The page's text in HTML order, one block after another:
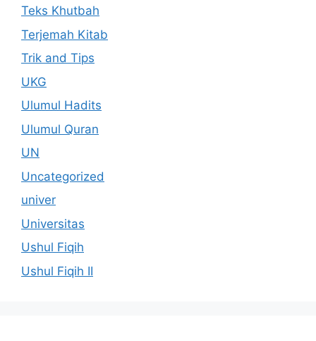
Teks Khutbah
Terjemah Kitab
Trik and Tips
UKG
Ulumul Hadits
Ulumul Quran
UN
Uncategorized
univer
Universitas
Ushul Fiqih
Ushul Fiqih II